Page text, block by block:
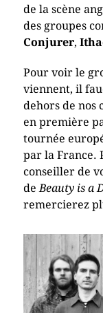
de la scène
des groupes
Conjurer,
Pour voir le
viennent, il
dehors de nos
en première
tournée
par la France.
conseiller de
deBeauty is a
remercierez